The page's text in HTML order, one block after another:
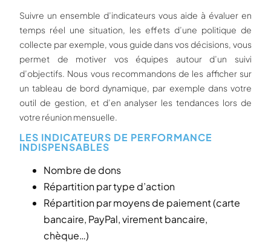
Suivre un ensemble d’indicateurs vous aide à évaluer en
temps réel une situation, les effets d’une politique de
collecte par exemple, vous guide dans vos décisions, vous
permet de motiver vos équipes autour d’un suivi
d’objectifs. Nous vous recommandons de les afficher sur
un tableau de bord dynamique, par exemple dans votre
outil de gestion, et d’en analyser les tendances lors de
votre réunion mensuelle.
LES INDICATEURS DE PERFORMANCE
INDISPENSABLES
Nombre de dons
Répartition par type d’action
Répartition par moyens de paiement (carte
bancaire, PayPal, virement bancaire,
chèque…)